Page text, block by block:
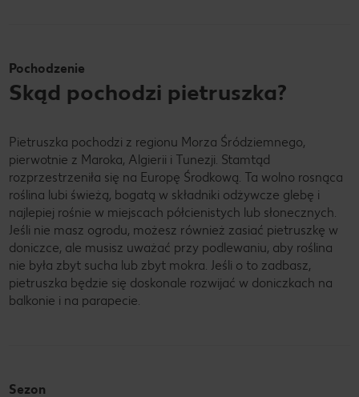
Pochodzenie
Skąd pochodzi pietruszka?
Pietruszka pochodzi z regionu Morza Śródziemnego,
pierwotnie z Maroka, Algierii i Tunezji. Stamtąd
rozprzestrzeniła się na Europę Środkową. Ta wolno rosnąca
roślina lubi świeżą, bogatą w składniki odżywcze glebę i
najlepiej rośnie w miejscach półcienistych lub słonecznych.
Jeśli nie masz ogrodu, możesz również zasiać pietruszkę w
doniczce, ale musisz uważać przy podlewaniu, aby roślina
nie była zbyt sucha lub zbyt mokra. Jeśli o to zadbasz,
pietruszka będzie się doskonale rozwijać w doniczkach na
balkonie i na parapecie.
Sezon